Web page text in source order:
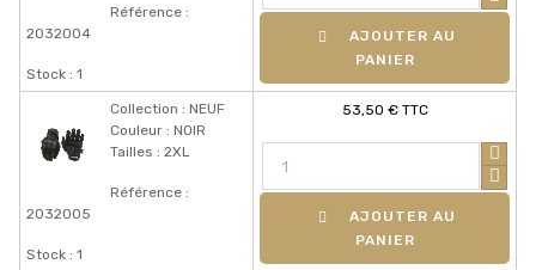
Référence :
2032004
Stock : 1
PANIER
Collection : NEUF
Couleur : NOIR
Tailles : 2XL
Référence :
2032005
Stock : 1
53,50 € TTC
PANIER